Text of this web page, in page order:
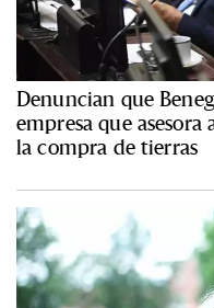
Denuncian que
empresa que asesora
la compra de tierras